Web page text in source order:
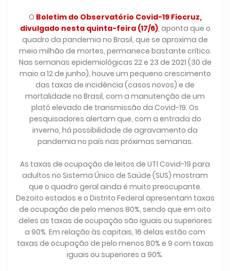
O Boletim do Observatório Covid-19 Fiocruz,
divulgado nesta quinta-feira (17/6), aponta que o
quadro da pandemia no Brasil, que se aproxima de
meio milhão de mortes, permanece bastante crítico.
Nas semanas epidemiológicas 22 e 23 de 2021 (30 de
maio a 12 de junho), houve um pequeno crescimento
das taxas de incidência (casos novos) e de
mortalidade no Brasil, com a manutenção de um
platô elevado de transmissão da Covid-19. Os
pesquisadores alertam que, com a entrada do
inverno, há possibilidade de agravamento da
pandemia no país nas próximas semanas.
As taxas de ocupação de leitos de UTI Covid-19 para
adultos no Sistema Único de Saúde (SUS) mostram
que o quadro geral ainda é muito preocupante.
Dezoito estados e o Distrito Federal apresentam taxas
de ocupação de pelo menos 80%, sendo que em oito
deles as taxas de ocupação são iguais ou superiores
a 90%. Em relação às capitais, 16 delas estão com
taxas de ocupação de pelo menos 80% e 9 com taxas
iguais ou superiores a 90%.